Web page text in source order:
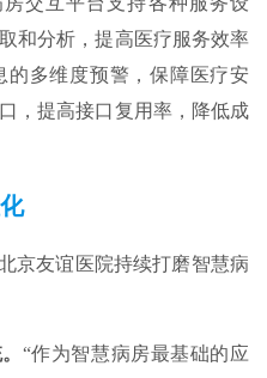
和分析，提高医疗服务效率
多维度预警，保障医疗安
，提高接口复用率，降低成
京友谊医院持续打磨智慧病
“作为智慧病房最基础的应